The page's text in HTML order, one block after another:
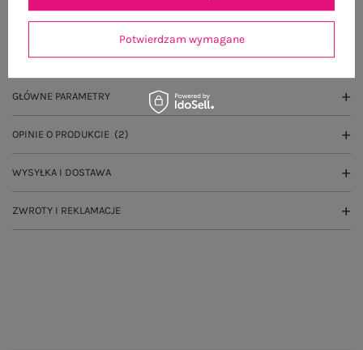
OPIS PRODUKTU
GŁÓWNE PARAMETRY
OPINIE O PRODUKCIE (2)
WYSYŁKA I DOSTAWA
ZWROTY I REKLAMACJE
Potwierdzam wymagane